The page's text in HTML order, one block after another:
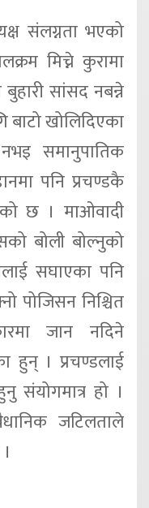
संलग्नता भएको
मिच्ने कुरामा
सांसद नबन्ने
बाटो खोलिदिएका
समानुपातिक
पनि प्रचण्डकै
छ । माओवादी
बोली बोल्नुको
सघाएका पनि
पोजिसन निश्चित
जान नदिने
हुन् । प्रचण्डलाई
संयोगमात्र हो ।
जटिलताले